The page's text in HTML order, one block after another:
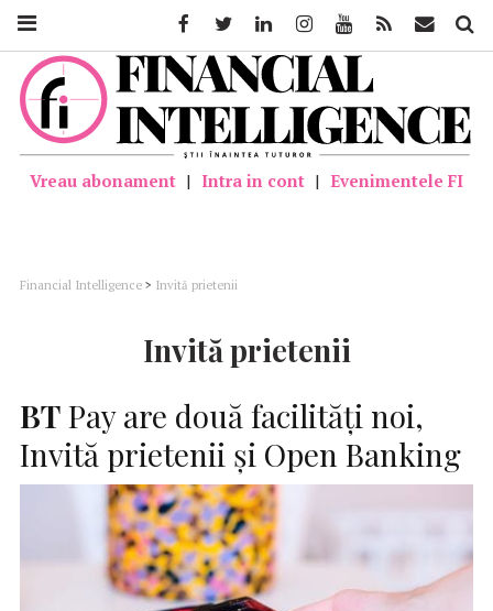
Vreau abonament | Intra in cont | Evenimentele FI
Financial Intelligence > Invită prietenii
Invită prietenii
BTPay are două facilităţi noi,
Invită prietenii şi Open Banking
FacebookTwitter LinkedinInstagramYoutube Feed Mail